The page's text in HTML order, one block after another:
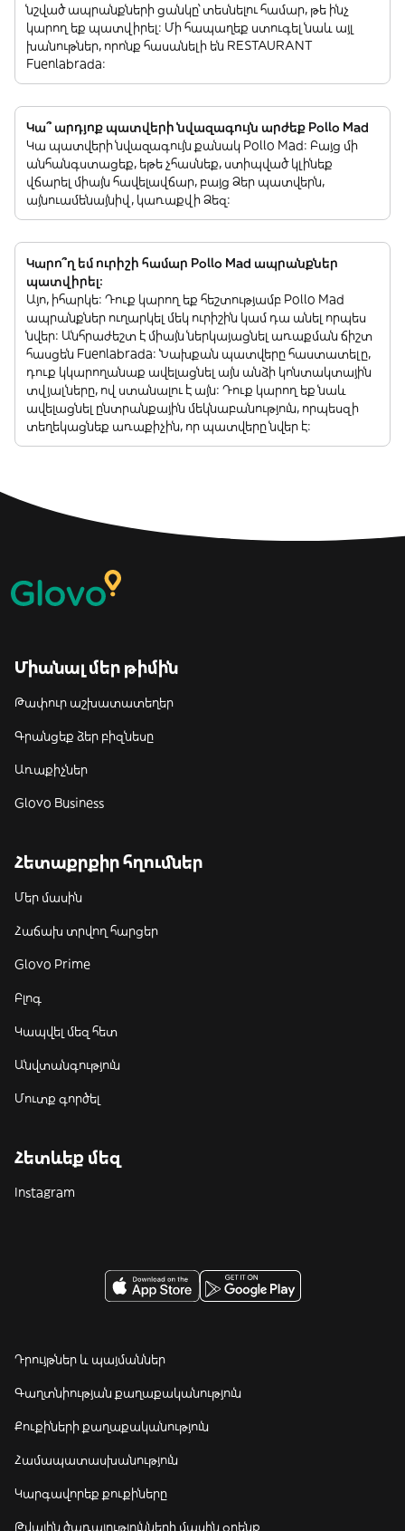
նշված ապրանքների ցանկը՝ տեսնելու համար, թե ինչ
կարող եք պատվիրել: Մի հապաղեք ստուգել նաև այլ
խանութներ, որոնք հասանելի են RESTAURANT
Fuenlabrada:
Կա՞ արդյոք պատվերի նվազագույն արժեք Pollo Mad
Կա պատվերի նվազագույն քանակ Pollo Mad: Բայց մի
անհանգստացեք, եթե չհասնեք, ստիպված կլինեք
վճարել միայն հավելավճար, բայց Ձեր պատվերն,
այնուամենայնիվ, կառաքվի Ձեզ:
Կարո՞ղ եմ ուրիշի համար Pollo Mad ապրանքներ
պատվիրել:
Այո, իհարկե: Դուք կարող եք հեշտությամբ Pollo Mad
ապրանքներ ուղարկել մեկ ուրիշին կամ դա անել որպես
նվեր: Անհրաժեշտ է միայն ներկայացնել առաքման ճիշտ
հասցեն Fuenlabrada: Նախքան պատվերը հաստատելը,
դուք կկարողանաք ավելացնել այն անձի կոնտակտային
տվյալները, ով ստանալու է այն: Դուք կարող եք նաև
ավելացնել ընտրանքային մեկնաբանություն, որպեսզի
տեղեկացնեք առաքիչին, որ պատվերը նվեր է:
Միանալ մեր թիմին
Թափուր աշխատատեղեր
Գրանցեք ձեր բիզնեսը
Առաքիչներ
Glovo Business
Հետաքրքիր հղումներ
Մեր մասին
Հաճախ տրվող հարցեր
Glovo Prime
Բլոգ
Կապվել մեզ հետ
Անվտանգություն
Մուտք գործել
Հետևեք մեզ
Instagram
Դրույթներ և պայմաններ
Գաղտնիության քաղաքականություն
Քուքիների քաղաքականություն
Համապատասխանություն
Կարգավորեք քուքիները
Թվային ծառայությունների մասին օրենք